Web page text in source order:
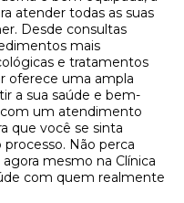
atender todas as suas
Desde consultas
mais
e tratamentos
oferece uma ampla
a sua saúde e bem-
com um atendimento
que você se sinta
Não perca
mesmo na Clínica
com quem realmente